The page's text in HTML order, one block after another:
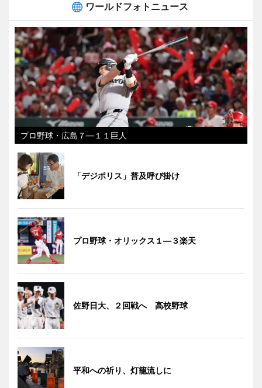
ワールドフォトニュース
プロ野球・広島７―１１巨人
「デジポリス」普及呼び掛け
プロ野球・オリックス１―３楽天
佐野日大、２回戦へ 高校野球
平和への祈り、灯籠流しに